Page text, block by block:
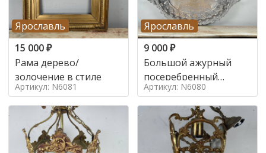
Ярославль
15 000₽
Рама дерево/
золочение в стиле
Артикул: N6081
Ярославль
9 000₽
Большой ажурный
посеребренный
поднос в стиле
Артикул: N6080